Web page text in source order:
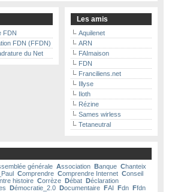
FDN
FDN (FFDN)
du Net
Les amis
Aquilenet
ARN
FAImaison
FDN
Franciliens.net
Illyse
Iloth
Rézine
Sames wirless
Tetaneutral
générale Association Banque Chanteix
Comprendre Comprendre Internet Conseil
histoire Corrèze Débat Déclaration
Démocratie_2.0 Documentaire FAI Fdn Ffdn